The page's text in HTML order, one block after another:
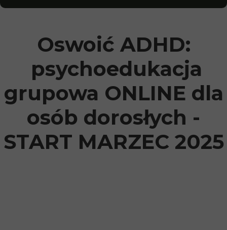
Oswoić ADHD:
psychoedukacja
grupowa ONLINE dla
osób dorosłych -
START MARZEC 2025